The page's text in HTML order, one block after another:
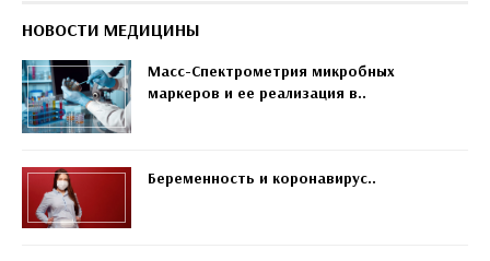
НОВОСТИ МЕДИЦИНЫ
Масс-Спектрометрия микробных
маркеров и ее реализация в..
Беременность и коронавирус..